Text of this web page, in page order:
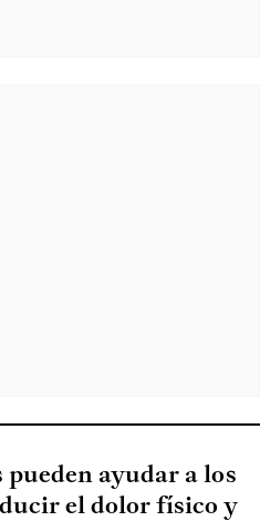
ayudar a los
el dolor físico y